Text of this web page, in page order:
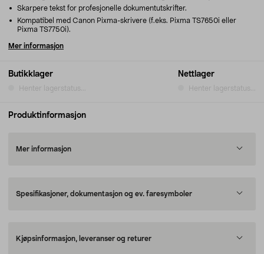
Butikklager
Henter lagerstatus...
Nettlager
Henter lagerstatus...
Skarpere tekst for profesjonelle dokumentutskrifter.
Kompatibel med Canon Pixma-skrivere (f.eks. Pixma TS7650i eller
Pixma TS7750i).
Mer informasjon
Produktinformasjon
Mer informasjon
Spesifikasjoner, dokumentasjon og ev. faresymboler
Kjøpsinformasjon, leveranser og returer